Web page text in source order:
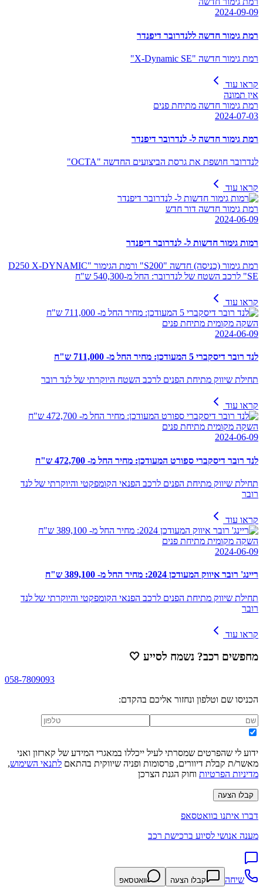
2024-09-09
רמת גימור חדשה ללנדרובר דיפנדר
רמת גימור חדשה "X-Dynamic SE"
קראו עוד
אין תמונה
רמת גימור חדשה מתיחת פנים
2024-07-03
רמת גימור חדשה ל- לנדרובר דיפנדר
לנדרובר חושפת את גרסת הביצועים החדשה "OCTA"
קראו עוד
רמת גימור חדשה דור חדש
2024-06-09
רמות גימור חדשות ל- לנדרובר דיפנדר
רמת גימור (כניסה) חדשה "S200" ורמת הגימור "D250 X-DYNAMIC
SE" לרכב השטח של לנדרובר: החל מ-540,300 ש"ח
קראו עוד
השקה מקומית מתיחת פנים
2024-06-09
לנד רובר דיסקברי 5 המעודכן: מחיר החל מ- 711,000 ש"ח
תחילת שיווק מתיחת הפנים לרכב השטח היוקרתי של לנד רובר
קראו עוד
השקה מקומית מתיחת פנים
2024-06-09
לנד רובר דיסקברי ספורט המעודכן: מחיר החל מ- 472,700 ש"ח
תחילת שיווק מתיחת הפנים לרכב הפנאי הקומפקטי והיוקרתי של לנד
רובר
קראו עוד
השקה מקומית מתיחת פנים
2024-06-09
ריינג' רובר איווק המעודכן 2024: מחיר החל מ- 389,100 ש"ח
תחילת שיווק מתיחת הפנים לרכב הפנאי הקומפקטי והיוקרתי של לנד
רובר
קראו עוד
מחפשים רכב? נשמח לסייע 🤍
058-7809093
הכניסו שם וטלפון ונחזור אליכם בהקדם:
ידוע לי שהפרטים שמסרתי לעיל ייכללו במאגרי המידע של קארזון ואני
מאשר/ת קבלת דיוורים, פרסומות ופניה שיווקית בהתאם לתנאי השימוש,
מדיניות הפרטיות וחוק הגנת הצרכן
קבלו הצעה
דברו איתנו בוואטסאפ
מענה אנושי לסיוע ברכישת רכב
שיחה קבלו הצעה וואטסאפ